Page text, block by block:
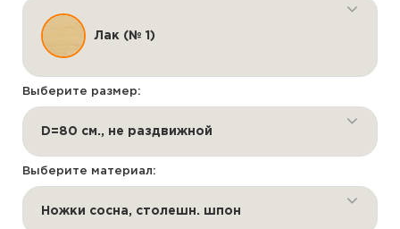
Лак (№ 1)
Выберите размер:
D=80 см., не раздвижной
Выберите материал:
Ножки сосна, столешн. шпон